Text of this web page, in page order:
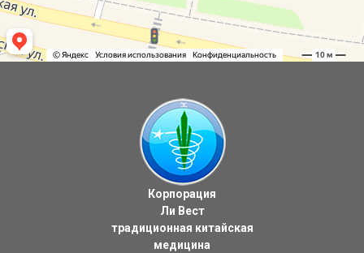
Корпорация
Ли Вест
традиционная китайская
медицина